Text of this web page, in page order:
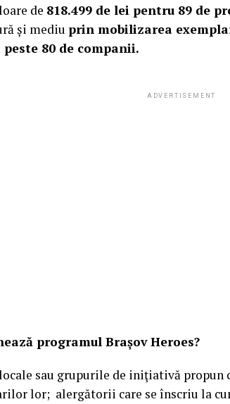
de 818.499 de lei pentru 89 de
și mediu prin mobilizarea
80 de companii.
ADVERTISEMENT
programul Brașov Heroes?
sau grupurile de iniţiativă propun
lor; alergătorii care se înscriu la